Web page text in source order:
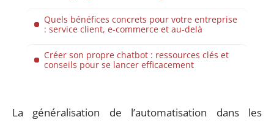
Quels bénéfices concrets pour votre entreprise
: service client, e-commerce et au-delà
Créer son propre chatbot : ressources clés et
conseils pour se lancer efficacement
La généralisation de l’automatisation dans les